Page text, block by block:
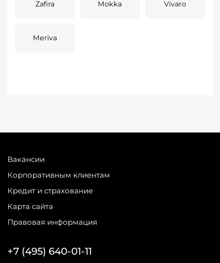
Zafira Mokka Vivaro
Meriva
Вакансии
Корпоративным клиентам
Кредит и страхование
Карта сайта
Правовая информация
+7 (495) 640-01-11